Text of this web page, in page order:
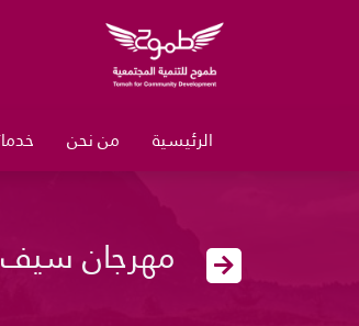
الرئيسية من نحن
مهرجان